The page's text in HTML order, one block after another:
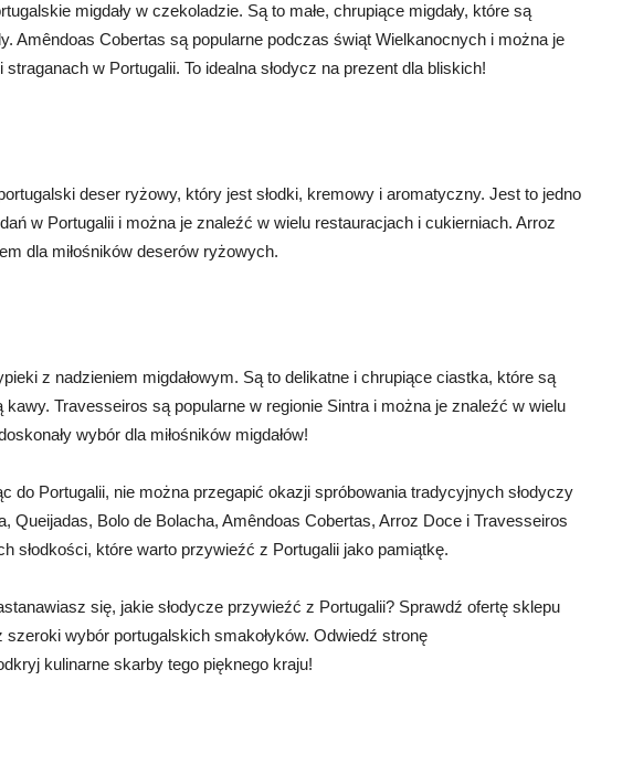
migdały w czekoladzie. Są to małe, chrupiące migdały, które są
Amêndoas Cobertas są popularne podczas świąt Wielkanocnych i można je
w Portugalii. To idealna słodycz na prezent dla bliskich!
deser ryżowy, który jest słodki, kremowy i aromatyczny. Jest to jedno
w Portugalii i można je znaleźć w wielu restauracjach i cukierniach. Arroz
dla miłośników deserów ryżowych.
z nadzieniem migdałowym. Są to delikatne i chrupiące ciastka, które są
kawy. Travesseiros są popularne w regionie Sintra i można je znaleźć w wielu
wybór dla miłośników migdałów!
do Portugalii, nie można przegapić okazji spróbowania tradycyjnych słodyczy
Queijadas, Bolo de Bolacha, Amêndoas Cobertas, Arroz Doce i Travesseiros
słodkości, które warto przywieźć z Portugalii jako pamiątkę.
się, jakie słodycze przywieźć z Portugalii? Sprawdź ofertę sklepu
wybór portugalskich smakołyków. Odwiedź stronę
kulinarne skarby tego pięknego kraju!